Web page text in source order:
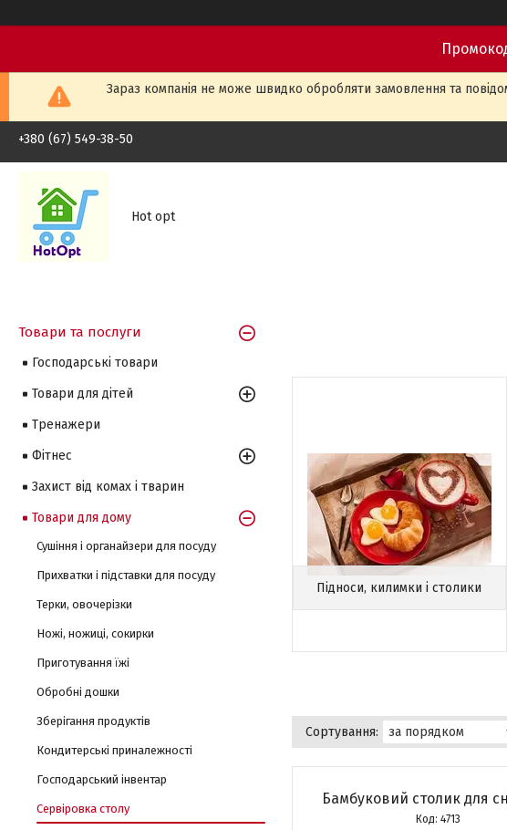
Зараз компанія не може швидко обробляти замовлення та
+380 (67) 549-38-50
Hot opt
Підноси, килимки і столики
Бамбуковий столик для
4713
Товари та послуги
Господарські товари
Товари для дітей
Тренажери
Фітнес
Захист від комах і тварин
Товари для дому
Сушіння і органайзери для посуду
Прихватки і підставки для посуду
Терки, овочерізки
Ножі, ножиці, сокирки
Приготування їжі
Обробні дошки
Зберігання продуктів
Кондитерські приналежності
Господарський інвентар
Сервіровка столу